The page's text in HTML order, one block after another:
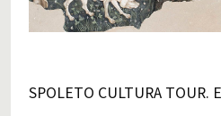
SPOLETO CULTURA TOUR.